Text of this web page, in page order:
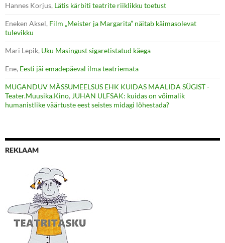
Hannes Korjus, Lätis kärbiti teatrite riiklikku toetust
Eneken Aksel, Film „Meister ja Margarita” näitab käimasolevat
tulevikku
Mari Lepik, Uku Masingust sigaretistatud käega
Ene, Eesti jäi emadepäeval ilma teatriemata
MUGANDUV MÄSSUMEELSUS EHK KUIDAS MAALIDA SÜGIST -
Teater.Muusika.Kino, JUHAN ULFSAK: kuidas on võimalik
humanistlike väärtuste eest seistes midagi lõhestada?
REKLAAM